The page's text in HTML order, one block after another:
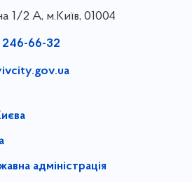
1/⁠2 А, м.Київ, 01004
246-66-32
адміністрація